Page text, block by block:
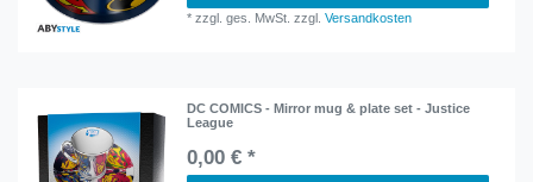
*zzgl. ges. MwSt. zzgl.Versandkosten
DC COMICS - Mirror mug & plate set - Justice
League
0,00 € *